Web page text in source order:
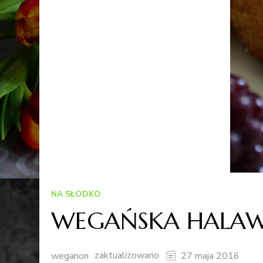
NA SŁODKO
WEGAŃSKA
weganon zaktualizowano 27 maja 2016